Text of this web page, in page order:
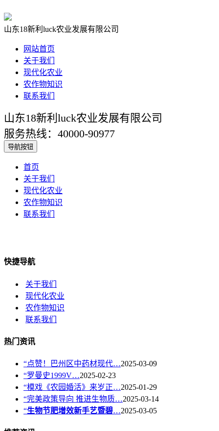
山东18新利luck农业发展有限公司
网站首页
关于我们
现代化农业
农作物知识
联系我们
山东18新利luck农业发展有限公司
服务热线：40000-90977
导航按钮
首页
关于我们
现代化农业
农作物知识
联系我们
快捷导航
关于我们
现代化农业
农作物知识
联系我们
热门资讯
“点赞！巴州区中药材现代…2025-03-09
“罗曼史1999V…2025-02-23
“模戏《农园婚活》来岁正…2025-01-29
“完美政策导向 推进生物质…2025-03-14
“生物节肥增效新手艺暨碧…2025-03-05